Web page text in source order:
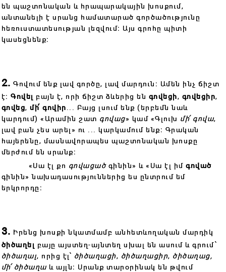
են պաշտոնական և հրապարակային խոսքում,
անտանելի է սրանց համատարած գործածությունը
հեռուստատեսության լեզվում։ Այս գրոհը պիտի
կասեցնենք։
2. Գովում ենք լավ գործը, լավ մարդուն։ Ամեն ինչ ճիշտ
է։ Գովել բայն է, որի ճիշտ ձևերից են գովեցի, գովեցիր,
գովեց, մի՛ գովիր... Բայց լսում ենք (երբեմն նաև
կարդում) «Արամին շատ գովաց» կամ «Գլուխ մի՛ գովա,
լավ բան չես արել» ու ... կարկամում ենք։ Գրական
հայերենը, մասնավորապես պաշտոնական խոսքը
մերժում են սրանք։
«Սա էլ քո գովացածգինին» և «Սա էլ իմ գոված
գինին» նախադասություններից ես ընտրում եմ
երկրորդը։
3. Իրենց խոսքի նկատմամբ անհետևողական մարդիկ
ծիծաղել բայը այստեղ-այնտեղ սխալ են ասում և գրում՝
ծիծաղալ, որից էլ՝ ծիծաղացի, ծիծաղացիր, ծիծաղաց,
մի՛ ծիծաղա և այլն։ Սրանք տարօրինակ են թվում